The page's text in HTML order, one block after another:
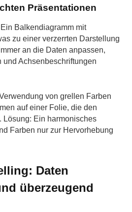
Präsentationen
Balkendiagramm mit
zu einer verzerrten Darstellung
an die Daten anpassen,
und Achsenbeschriftungen
von grellen Farben
auf einer Folie, die den
Lösung: Ein harmonisches
Farben nur zur Hervorhebung
Daten
überzeugend